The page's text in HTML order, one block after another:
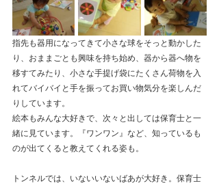
指先も器用になってきて小さな球をそっと動かした
り、おままごとも興味を持ち始め、器から器へ物を
移すてみたり、小さな手提げ袋にたくさん荷物を入
れてバイバイと手を振ってお買い物気分を楽しんだ
りしています。
絵本もみんな大好きで、次々と出しては保育士と一
緒に見ています。『ワンワン』など、知っているも
のが出てくると教えてくれる姿も。
トンネルでは、いないいないばあが大好き。保育士